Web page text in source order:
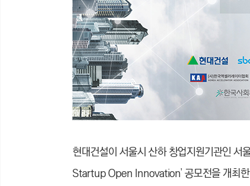
현대건설이 서울시 산하 창업지원기관인 서
Startup Open Innovation’ 공모전을 개최